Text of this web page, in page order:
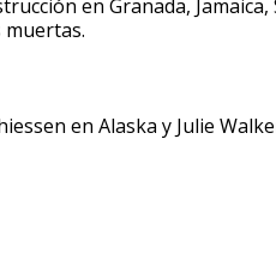
en Granada,
en Alaska y Julie